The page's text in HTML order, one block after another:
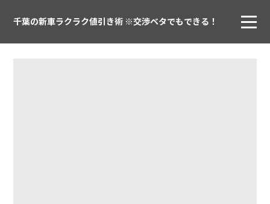
千葉の新車ラクラク値引き術 ※交渉ベタでもできる！